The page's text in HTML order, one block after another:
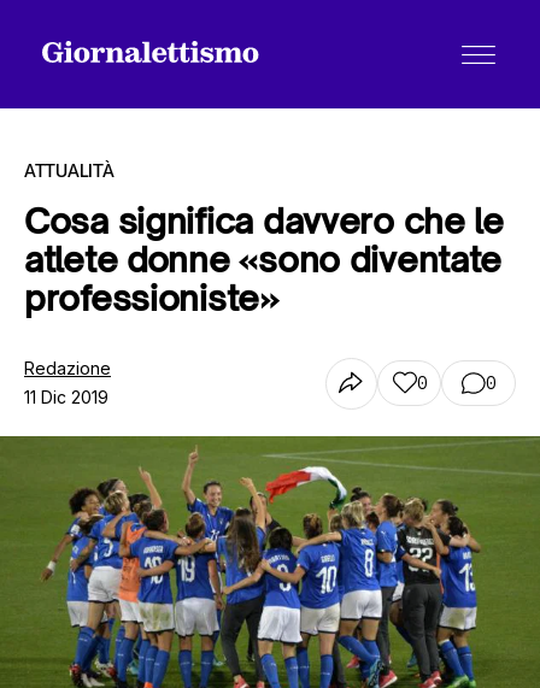
Tutti gli articoli
Chi siamo
ATTUALITÀ
Cosa significa davvero che le
atlete donne «sono diventate
professioniste»
Redazione
11 Dic 2019
0 0